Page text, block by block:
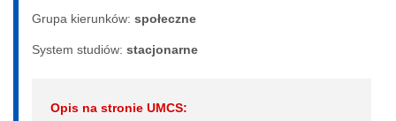
Grupa kierunków: społeczne
System studiów: sta­cjo­nar­ne
Opis na stronie UMCS: